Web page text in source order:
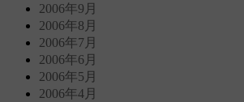
2006年9月
2006年8月
2006年7月
2006年6月
2006年5月
2006年4月